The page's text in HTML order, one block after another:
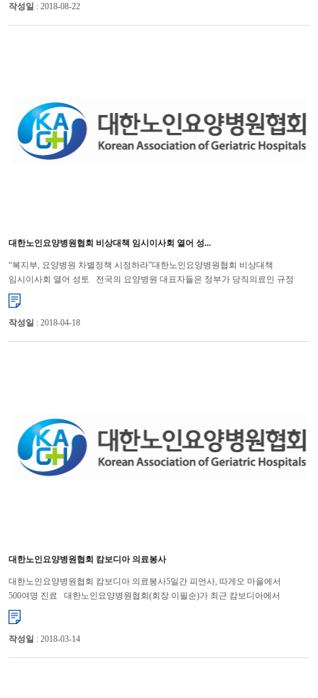
작성일 : 2018-08-22
대한노인요양병원협회 비상대책 임시이사회 열어 성...
“복지부, 요양병원 차별정책 시정하라”대한노인요양병원협회 비상대책
임시이사회 열어 성토 전국의 요양병원 대표자들은 정부가 당직의료인 규정
등에서 요양병원 차별정책을 펴고 있다며 조속히 제도개선 조...
작성일 : 2018-04-18
대한노인요양병원협회 캄보디아 의료봉사
대한노인요양병원협회 캄보디아 의료봉사5일간 피언사, 따게오 마을에서
500여명 진료 대한노인요양병원협회(회장 이필순)가 최근 캄보디아에서
의료봉사 활동을 폈다. 대한노인요양병원협회 의료봉사단은 3월...
작성일 : 2018-03-14